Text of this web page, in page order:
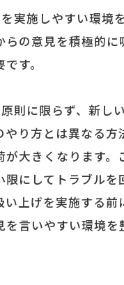
実施しやすい環境
らの意見を積極的に
す。
則に限らず、新し
やり方とは異なる方
が大きくなります。
限にしてトラブルを
い上げを実施する前
言いやすい環境を